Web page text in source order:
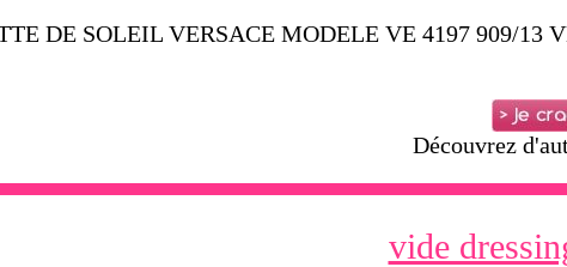
DE SOLEIL VERSACE MODELE VE 4197 909/13
Découvrez
vide